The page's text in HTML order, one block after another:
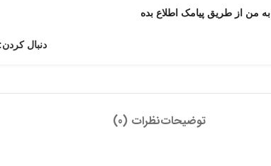
به من از طریق پیامک اطلاع بده
دنبال کردن:
توضیحاتنظرات (0)